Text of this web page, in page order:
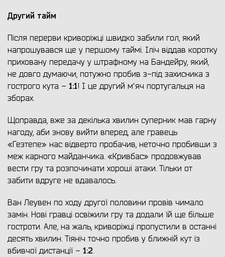
Другий тайм
Після перерви криворіжці швидко забили гол, який
напрошувався ще у першому таймі. Іліч віддав коротку
приховану передачу у штрафному на Бандейру, який,
не довго думаючи, потужно пробив з-під захисника з
гострого кута – 1:1! І це другий мʼяч португальця на
зборах.
Щоправда, вже за декілька хвилин суперник мав гарну
нагоду, аби знову вийти вперед, але гравець
«Гезтепе» нас відверто пробачив, неточно пробивши з
меж карного майданчика. «Кривбас» продовжував
вести гру та розпочинати хороші атаки. Тільки от
забити вдруге не вдавалось.
Ван Леувен по ходу другої половини провів чимало
замін. Нові гравці освіжили гру та додали їй ще більше
гостроти. Але, на жаль, криворіжці пропустили в останні
десять хвилин. Тіяніч точно пробив у ближній кут із
вбивчої дистанції – 1:2.